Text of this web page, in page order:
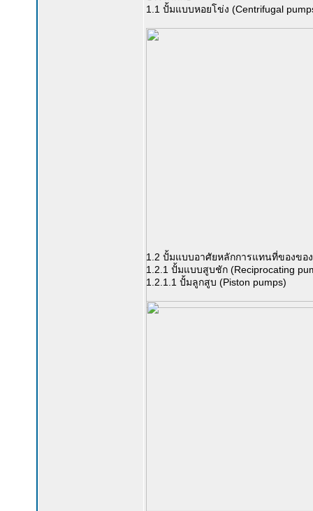
1.1 ปั้มแบบหอยโข่ง (Centrifugal
1.2 ปั้มแบบอาศัยหลักการแทนที่ของของ
1.2.1 ปั้มแบบสูบชัก (Reciprocating
1.2.1.1 ปั้มลูกสูบ (Piston pumps)